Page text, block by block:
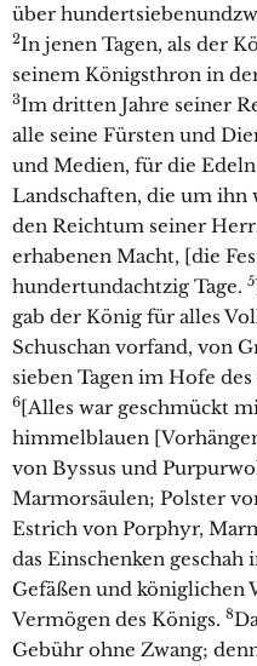
über
2In jenen Tagen, als der
seinem Königsthron in
3Im dritten Jahre seiner
alle seine Fürsten und
und Medien, für die
Landschaften, die um ihn
den Reichtum seiner
erhabenen Macht, [die
hundertundachtzig Tage. 5
gab der König für alles
Schuschan vorfand, von
sieben Tagen im Hofe
6[Alles war geschmückt
himmelblauen
von Byssus und
Marmorsäulen; Polster
Estrich von Porphyr,
das Einschenken
Gefäßen und königlichen
Vermögen des Königs. 8
Gebühr ohne Zwang;